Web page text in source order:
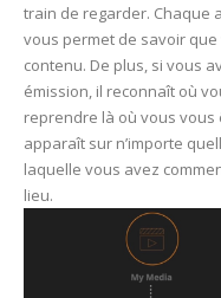
train de regarder. Chaque
vous permet de savoir
contenu. De plus, si vous
émission, il reconnaît où
reprendre là où vous
apparaît sur n’importe
laquelle vous avez
lieu.